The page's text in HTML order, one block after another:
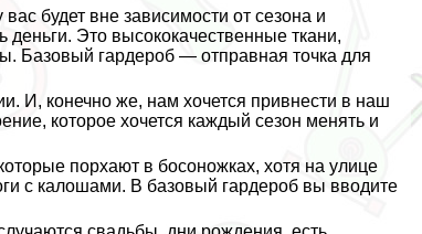
будет вне зависимости от сезона и
Это высококачественные ткани,
Базовый гардероб — отправная точка для
И, конечно же, нам хочется привнести в наш
которое хочется каждый сезон менять и
порхают в босоножках, хотя на улице
с калошами. В базовый гардероб вы вводите